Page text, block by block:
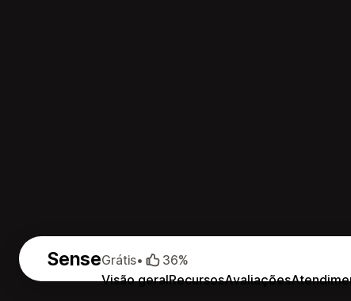
Sense
Visão geralRecursosAvaliações
Grátis• 36%